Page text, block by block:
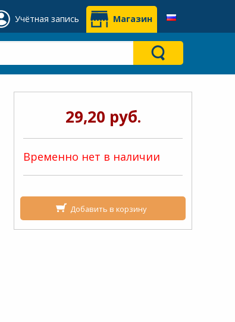
Учётная запись Магазин
29,20 руб.
Временно нет в наличии
Добавить в корзину